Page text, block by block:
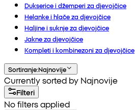
Dukserice i džemperi za djevojčice
Helanke i hlače za djevojčice
Haljine i suknje za djevojčice
Jakne za djevojčice
Kompleti i kombinezoni za djevojčice
Sortiranje:Najnovije
Currently sorted by Najnovije
Filteri
No filters applied